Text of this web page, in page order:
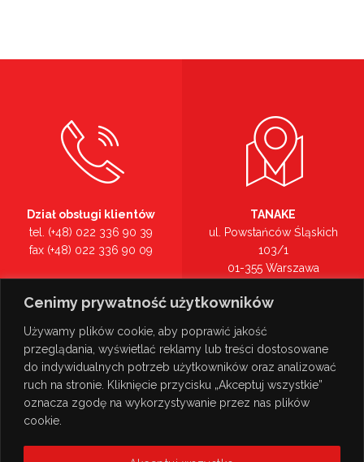
Cenimy prywatność użytkowników
Używamy plików cookie, aby poprawić jakość
przeglądania, wyświetlać reklamy lub treści dostosowane
do indywidualnych potrzeb użytkowników oraz analizować
ruch na stronie. Kliknięcie przycisku „Akceptuj wszystkie”
oznacza zgodę na wykorzystywanie przez nas plików
cookie.
Dział obsługi klientów
tel. (+48) 022 336 90 39
fax (+48) 022 336 90 09
tel. (+48) 022 336 90 00
TANAKE
ul. Powstańców Śląskich
103/1
01-355 Warszawa
Zobacz na mapie >